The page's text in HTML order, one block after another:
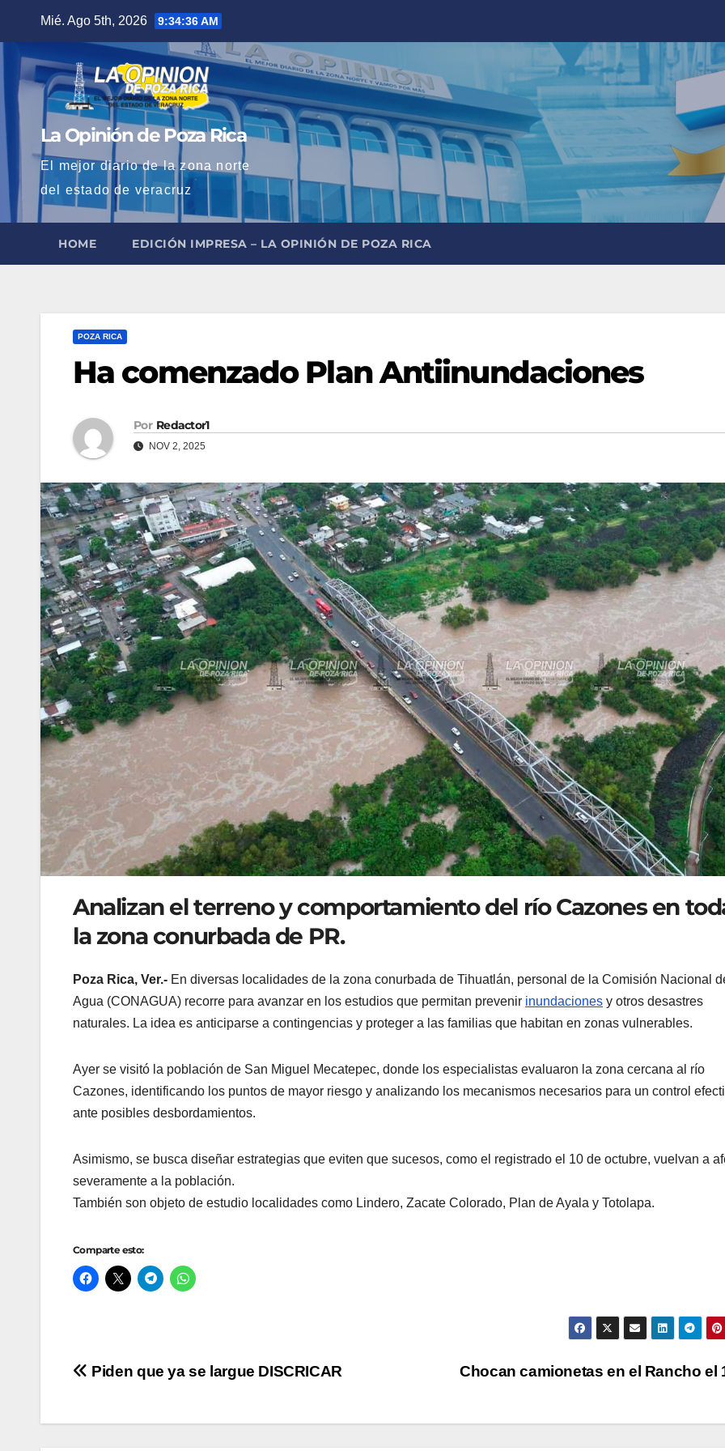
contenido
Mié. Ago 5th, 2026 9:34:37 AM
La Opinión de Poza Rica
El mejor diario de la zona norte
del estado de veracruz
HOME EDICIÓN IMPRESA – LA OPINIÓN DE POZA RICA
POZA RICA
Ha comenzado Plan Antiinundaciones
Por Redactor1
NOV 2, 2025
Analizan el terreno y comportamiento del río Cazones en
la zona conurbada de PR.
Poza Rica, Ver.- En diversas localidades de la zona conurbada de Tihuatlán, personal de la Comisión Nacional
Agua (CONAGUA) recorre para avanzar en los estudios que permitan prevenir inundaciones y otros desastres
naturales. La idea es anticiparse a contingencias y proteger a las familias que habitan en zonas vulnerables.
Ayer se visitó la población de San Miguel Mecatepec, donde los especialistas evaluaron la zona cercana al río
Cazones, identificando los puntos de mayor riesgo y analizando los mecanismos necesarios para un control
ante posibles desbordamientos.
Asimismo, se busca diseñar estrategias que eviten que sucesos, como el registrado el 10 de octubre, vuelvan a
severamente a la población.
También son objeto de estudio localidades como Lindero, Zacate Colorado, Plan de Ayala y Totolapa.
Comparte esto:
Navegación
Chocan camionetas en el Rancho el
Piden que ya se largue DISCRICAR